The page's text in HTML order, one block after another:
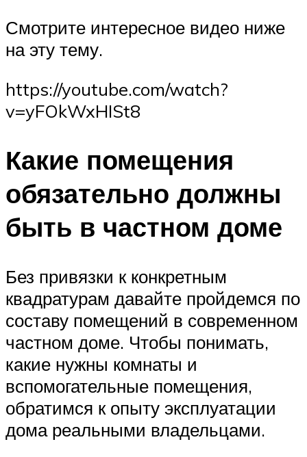
Смотрите интересное видео ниже
на эту тему.
https://youtube.com/watch?
v=yFOkWxHISt8
Какие помещения
обязательно должны
быть в частном доме
Без привязки к конкретным
квадратурам давайте пройдемся по
составу помещений в современном
частном доме. Чтобы понимать,
какие нужны комнаты и
вспомогательные помещения,
обратимся к опыту эксплуатации
дома реальными владельцами.